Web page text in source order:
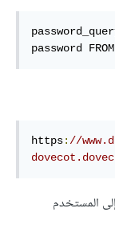
password
https: //
الآن، قم بتغيير المالك ومجموعة مجلّد dovecot إلى المستخدم